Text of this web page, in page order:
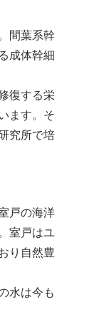
間葉系幹
成体幹細
復する栄
ます。そ
究所で培
戸の海洋
室戸はユ
り自然豊
水は今も